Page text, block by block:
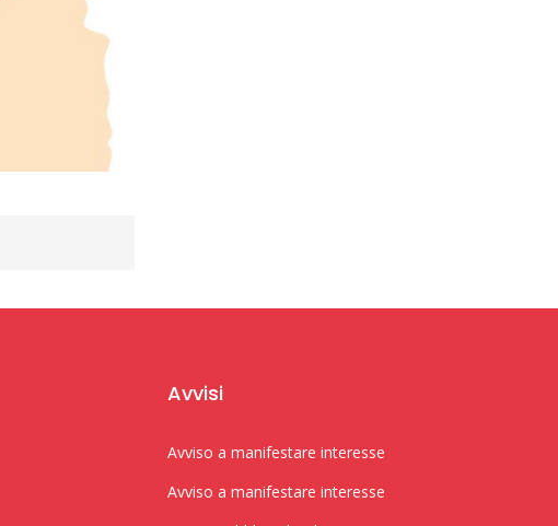
Avvisi
Avviso a manifestare interesse
Avviso a manifestare interesse